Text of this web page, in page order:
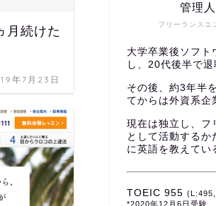
月続けた
年7月23日
フリーランスエ
管理
大学卒業後ソフト
し、20代後半で退
その後、約3年半
てからは外資系企
現在は独立し、フ
として活動するか
に英語を教えてい
TOEIC 955
*2020年12月6日受験